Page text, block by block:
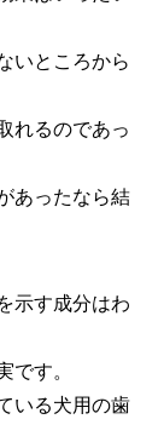
いところから
れるのであっ
あったなら結
示す成分はわ
です。
いる犬用の歯